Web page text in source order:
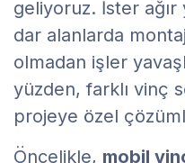
geliyoruz. İster ağır
dar alanlarda
olmadan işler
yüzden, farklı vinç
projeye özel
Öncelikle, mobil